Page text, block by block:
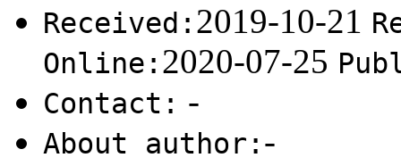
Received: 2019-10-21
Online: 2020-07-25
Contact: -
About author: -